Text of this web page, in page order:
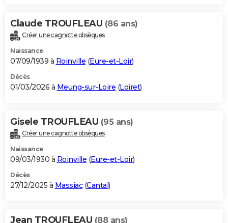
Carte de Noël
Carte Bonne année
Carte Saint-Valentin
Carte Pâques
Carte d'anniversaire
DICTIONNAIRE
Dictionnaire
Biographies
Citations
Expressions
Proverbes
PROGRAMME TV
S'inscrire
Se connecter
Lycées
Collèges
Primaires
Universités
Entreprises
Service militaire
Avis de recherche
AVIS DE DÉCÈS
Bricolage
Lifestyle
Culture
Sport
Auto
Television
Voyage
Cinema
Claude TROUFLEAU (86 ans)
Créer une cagnotte obsèques
Naissance
07/09/1939 à Roinville (Eure-et-Loir)
Décès
01/03/2026 à Meung-sur-Loire (Loiret)
Gisele TROUFLEAU (95 ans)
Créer une cagnotte obsèques
Naissance
09/03/1930 à Roinville (Eure-et-Loir)
Décès
27/12/2025 à Massiac(Cantal)
Jean TROUFLEAU (88 ans)